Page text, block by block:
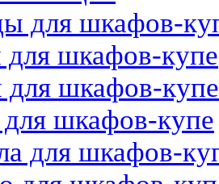
для шкафов-
для шкафов-купе
для шкафов-купе
для шкафов-купе
для шкафов-